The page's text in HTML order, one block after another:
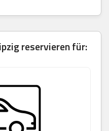
reservieren für: